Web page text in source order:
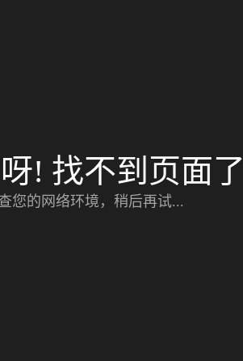
! 找不到页面了
您的网络环境，稍后再试...